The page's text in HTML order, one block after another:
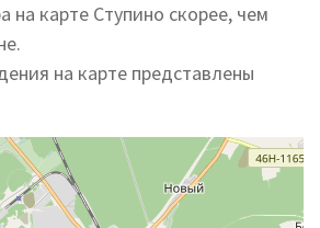
на карте Ступино скорее, чем
на карте представлены